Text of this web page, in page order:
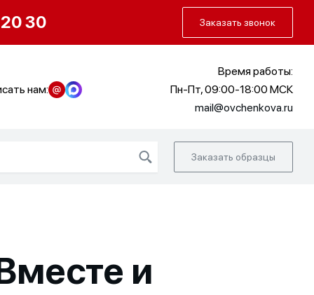
30 Заказать звонок
нам:
Время работы:
Пн-Пт, 09:00-18:00 МСК
mail@ovchenkova.ru
Заказать образцы
и